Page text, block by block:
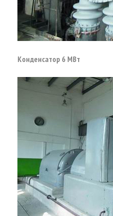
Конденсатор 6 МВт